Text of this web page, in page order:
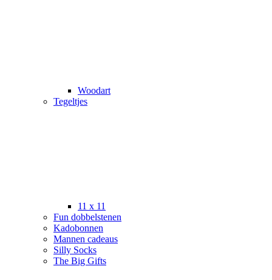
Woodart
Tegeltjes
11 x 11
Fun dobbelstenen
Kadobonnen
Mannen cadeaus
Silly Socks
The Big Gifts